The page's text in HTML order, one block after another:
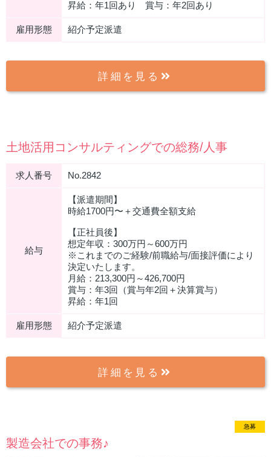
昇給：年1回あり 賞与：年2回あり
雇用形態 紹介予定派遣
詳細を見る
土地活用コンサルティングでの総務/人事
求人番号 No.2842
給与
【派遣期間】
時給1700円〜＋交通費全額支給
【正社員後】
想定年収：300万円～600万円
※これまでのご経験/前職給与/面接評価により
決定いたします。
月給：213,300円～426,700円
賞与：年3回（賞与年2回＋決算賞与）
昇給：年1回
雇用形態 紹介予定派遣
詳細を見る
急募
製造会社での事務♪